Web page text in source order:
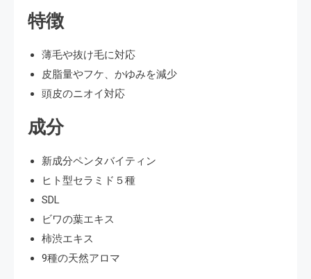
特徴
薄毛や抜け毛に対応
皮脂量やフケ、かゆみを減少
頭皮のニオイ対応
成分
新成分ペンタバイティン
ヒト型セラミド５種
SDL
ビワの葉エキス
柿渋エキス
9種の天然アロマ